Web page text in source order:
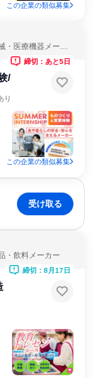
この企業の類似募集
・医療機器メーカ
/
り
締切：あと5日
この企業の類似募集
受け取る
・飲料メーカー
締切：8月17日